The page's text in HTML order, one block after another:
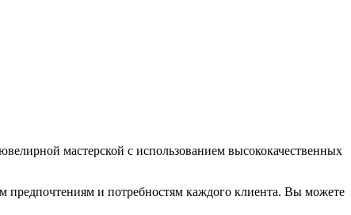
мастерской с использованием высококачественных
предпочтениям и потребностям каждого клиента. Вы можете